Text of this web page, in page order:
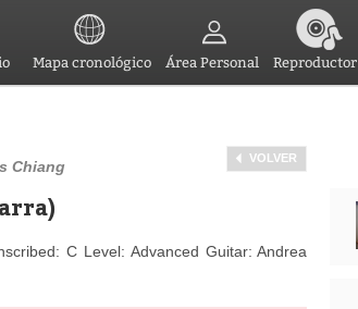
Mapa cronológico Área Personal Reproductor
VOLVER
Chiang
C Level: Advanced Guitar: Andrea